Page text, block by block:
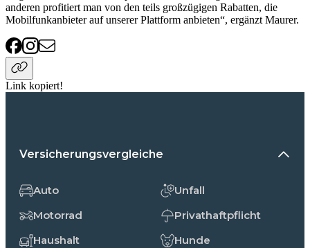
anderen profitiert man von den teils großzügigen Rabatten, die
Mobilfunkanbieter auf unserer Plattform anbieten“, ergänzt Maurer.
Link kopiert!
Versicherungsvergleiche
Auto
Motorrad
Haushalt
Unfall
Privathaftpflicht
Hunde